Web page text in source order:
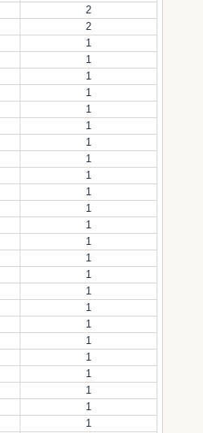
2
2
1
1
1
1
1
1
1
1
1
1
1
1
1
1
1
1
1
1
1
1
1
1
1
1